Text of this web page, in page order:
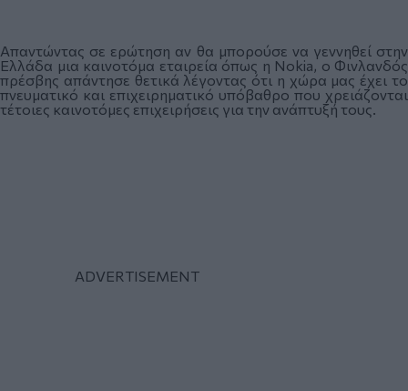
Απαντώντας σε ερώτηση αν θα μπορούσε να γεννηθεί στην
Ελλάδα μια καινοτόμα εταιρεία όπως η Nokia, ο Φινλανδός
πρέσβης απάντησε θετικά λέγοντας ότι η χώρα μας έχει το
πνευματικό και επιχειρηματικό υπόβαθρο που χρειάζονται
τέτοιες καινοτόμες επιχειρήσεις για την ανάπτυξή τους.